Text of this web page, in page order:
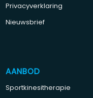
Privacyverklaring
Nieuwsbrief
AANBOD
Sportkinesitherapie